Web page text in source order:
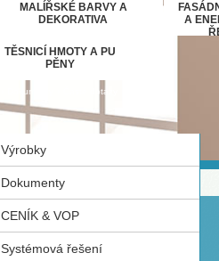
MALÍŘSKÉ BARVY A
DEKORATIVA
A
TĚSNICÍ HMOTY A PU
PĚNY
Dokumenty Časté dotazy
Výrobky
Dokumenty
CENÍK & VOP
Systémová řešení